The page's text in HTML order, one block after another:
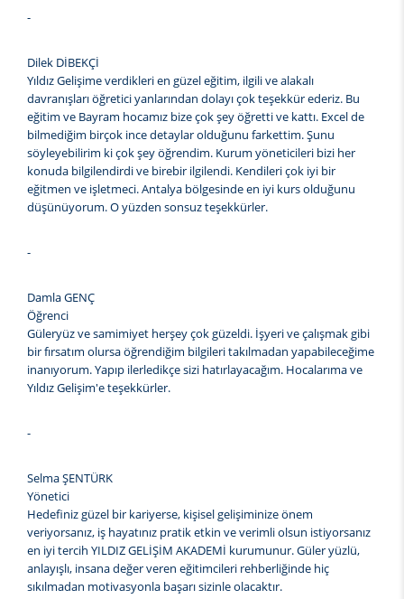
-
Dilek DİBEKÇİ
Yıldız Gelişime verdikleri en güzel eğitim, ilgili ve alakalı
davranışları öğretici yanlarından dolayı çok teşekkür ederiz. Bu
eğitim ve Bayram hocamız bize çok şey öğretti ve kattı. Excel de
bilmediğim birçok ince detaylar olduğunu farkettim. Şunu
söyleyebilirim ki çok şey öğrendim. Kurum yöneticileri bizi her
konuda bilgilendirdi ve birebir ilgilendi. Kendileri çok iyi bir
eğitmen ve işletmeci. Antalya bölgesinde en iyi kurs olduğunu
düşünüyorum. O yüzden sonsuz teşekkürler.
-
Damla GENÇ
Öğrenci
Güleryüz ve samimiyet herşey çok güzeldi. İşyeri ve çalışmak gibi
bir fırsatım olursa öğrendiğim bilgileri takılmadan yapabileceğime
inanıyorum. Yapıp ilerledikçe sizi hatırlayacağım. Hocalarıma ve
Yıldız Gelişim'e teşekkürler.
-
Selma ŞENTÜRK
Yönetici
Hedefiniz güzel bir kariyerse, kişisel gelişiminize önem
veriyorsanız, iş hayatınız pratik etkin ve verimli olsun istiyorsanız
en iyi tercih YILDIZ GELİŞİM AKADEMİ kurumunur. Güler yüzlü,
anlayışlı, insana değer veren eğitimcileri rehberliğinde hiç
sıkılmadan motivasyonla başarı sizinle olacaktır.